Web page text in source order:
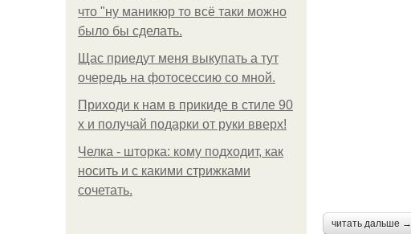
что "ну маникюр то всё таки можно
было бы сделать.
Щас приедут меня выкупать а тут
очередь на фотосессию со мной.
Приходи к нам в прикиде в стиле 90
х и получай подарки от руки вверх!
Челка - шторка: кому подходит, как
носить и с какими стрижками
сочетать.
читать дальше →